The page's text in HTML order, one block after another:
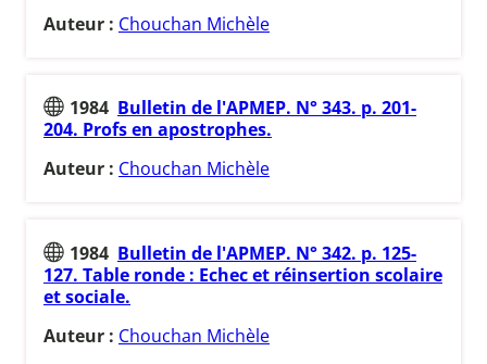
Auteur : Chouchan Michèle
1984 Bulletin de l'APMEP. N° 343. p. 201-
204. Profs en apostrophes.
Auteur : Chouchan Michèle
1984 Bulletin de l'APMEP. N° 342. p. 125-
127. Table ronde : Echec et réinsertion scolaire
et sociale.
Auteur : Chouchan Michèle